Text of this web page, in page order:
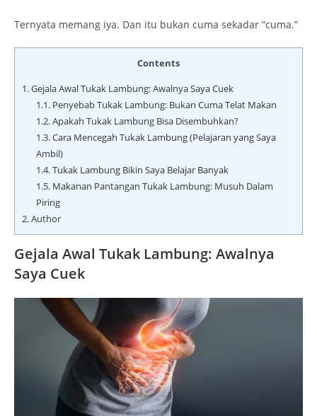
Ternyata memang iya. Dan itu bukan cuma sekadar “cuma.”
Contents
1.Gejala Awal Tukak Lambung: Awalnya Saya Cuek
1.1.Penyebab Tukak Lambung: Bukan Cuma Telat Makan
1.2.Apakah Tukak Lambung Bisa Disembuhkan?
1.3.Cara Mencegah Tukak Lambung (Pelajaran yang Saya
Ambil)
1.4.Tukak Lambung Bikin Saya Belajar Banyak
1.5.Makanan Pantangan Tukak Lambung: Musuh Dalam
Piring
2.Author
Gejala Awal Tukak Lambung: Awalnya
Saya Cuek